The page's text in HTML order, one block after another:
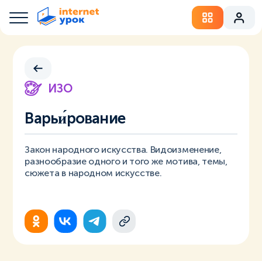
ИЗО
Варьи́рование
Закон народного искусства. Видоизменение,
разнообразие одного и того же мотива, темы,
сюжета в народном искусстве.